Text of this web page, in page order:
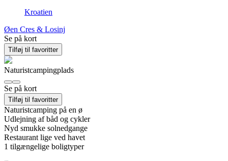
Kroatien
Øen Cres & Losinj
Se på kort
Tilføj til favoritter
Naturistcampingplads
Se på kort
Tilføj til favoritter
Naturistcamping på en ø
Udlejning af båd og cykler
Nyd smukke solnedgange
Restaurant lige ved havet
1 tilgængelige boligtyper